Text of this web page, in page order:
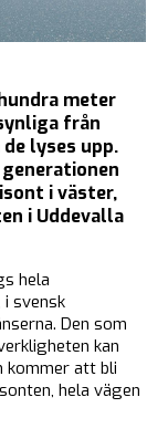
meter
från
lyses upp.
i väster,
i Uddevalla
hela
svensk
Den som
kan
kommer att bli
hela vägen